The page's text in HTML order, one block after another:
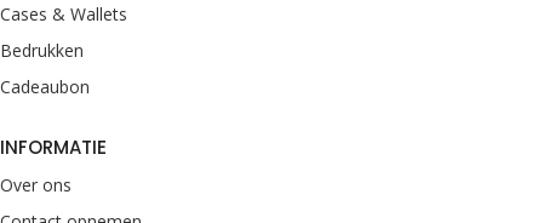
Cases & Wallets
Bedrukken
Cadeaubon
INFORMATIE
Over ons